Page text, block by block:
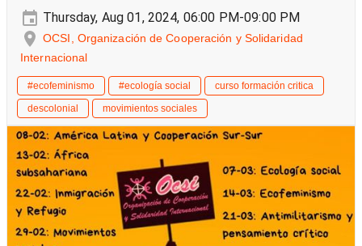
Thursday, Aug 01, 2024, 06:00 PM-09:00 PM
OCSI, Organización de Cooperación y Solidaridad
Internacional
#ecofeminismo #ecología social
curso formación critica
descolonial
movimientos sociales